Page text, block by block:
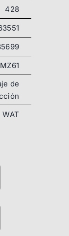
428
MZ61
de
WAT